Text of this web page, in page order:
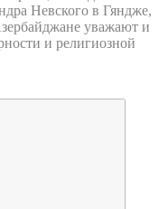
Невского в Гяндже,
уважают и
и религиозной